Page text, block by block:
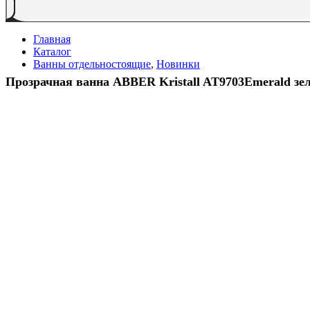
Главная
Каталог
Ванны отдельностоящие, Новинки
Прозрачная ванна ABBER Kristall AT9703Emerald